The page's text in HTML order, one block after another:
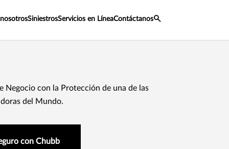
SiniestrosServicios en LíneaContáctanos
Negocio con la Protección de una de las
del Mundo.
con Chubb